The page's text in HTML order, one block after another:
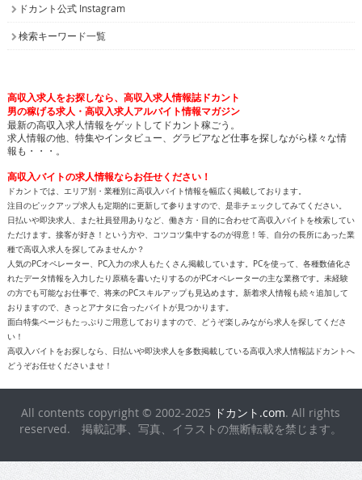
ドカント公式 Instagram
検索キーワード一覧
高収入求人をお探しなら、高収入求人情報誌ドカント
男の稼げる求人・高収入求人アルバイト情報マガジン
最新の高収入求人情報をゲットしてドカント稼ごう。
求人情報の他、特集やインタビュー、グラビアなど仕事を探しながら様々な情
報も・・・。
高収入バイトの求人情報ならお任せください！
ドカントでは、エリア別・業種別に高収入バイト情報を幅広く掲載しております。
注目のピックアップ求人も定期的に更新して参りますので、是非チェックしてみてください。
日払いや即決求人、また社員登用ありなど、働き方・目的に合わせて高収入バイトを検索してい
ただけます。接客が好き！という方や、コツコツ集中するのが得意！等、自分の長所にあった業
種で高収入求人を探してみませんか？
人気のPCオペレーター、PC入力の求人もたくさん掲載しています。PCを使って、各種数値化さ
れたデータ情報を入力したり原稿を書いたりするのがPCオペレーターの主な業務です。未経験
の方でも可能なお仕事で、将来のPCスキルアップも見込めます。新着求人情報も続々追加して
おりますので、きっとアナタに合ったバイトが見つかります。
面白特集ページもたっぷりご用意しておりますので、どうぞ楽しみながら求人を探してくださ
い！
高収入バイトをお探しなら、日払いや即決求人を多数掲載している高収入求人情報誌ドカントへ
どうぞお任せくださいませ！
All contents copyright © 2002-2025 ドカント.com. All rights
reserved. 掲載記事、写真、イラストの無断転載を禁じます。